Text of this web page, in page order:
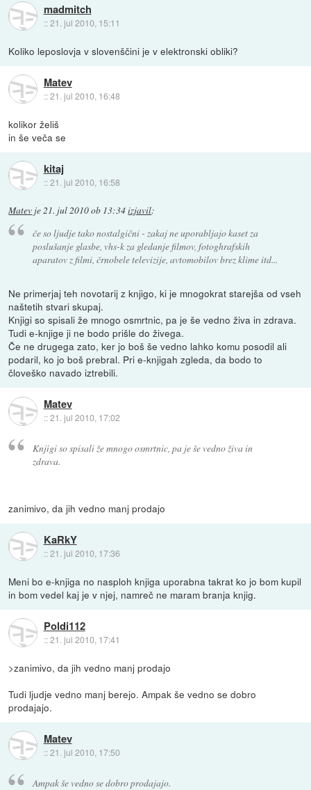
madmitch
::21. jul 2010, 15:11
Koliko leposlovja v slovenščini je v elektronski obliki?
Matev
::21. jul 2010, 16:48
kolikor želiš
in še veča se
kitaj
::21. jul 2010, 16:58
Matev je 21. jul 2010 ob 13:34izjavil:
če so ljudje tako nostalgični - zakaj ne uporabljajo kaset za
poslušanje glasbe, vhs-k za gledanje filmov, fotoghrafskih
aparatov z filmi, črnobele televizije, avtomobilov brez klime itd...
Ne primerjaj teh novotarij z knjigo, ki je mnogokrat starejša od vseh
naštetih stvari skupaj.
Knjigi so spisali že mnogo osmrtnic, pa je še vedno živa in zdrava.
Tudi e-knjige ji ne bodo prišle do živega.
Če ne drugega zato, ker jo boš še vedno lahko komu posodil ali
podaril, ko jo boš prebral. Pri e-knjigah zgleda, da bodo to
človeško navado iztrebili.
Matev
::21. jul 2010, 17:02
Knjigi so spisali že mnogo osmrtnic, pa je še vedno živa in
zdrava.
zanimivo, da jih vedno manj prodajo
KaRkY
::21. jul 2010, 17:36
Meni bo e-knjiga no nasploh knjiga uporabna takrat ko jo bom kupil
in bom vedel kaj je v njej, namreč ne maram branja knjig.
Poldi112
::21. jul 2010, 17:41
>zanimivo, da jih vedno manj prodajo
Tudi ljudje vedno manj berejo. Ampak še vedno se dobro
prodajajo.
Matev
::21. jul 2010, 17:50
Ampak še vedno se dobro prodajajo.